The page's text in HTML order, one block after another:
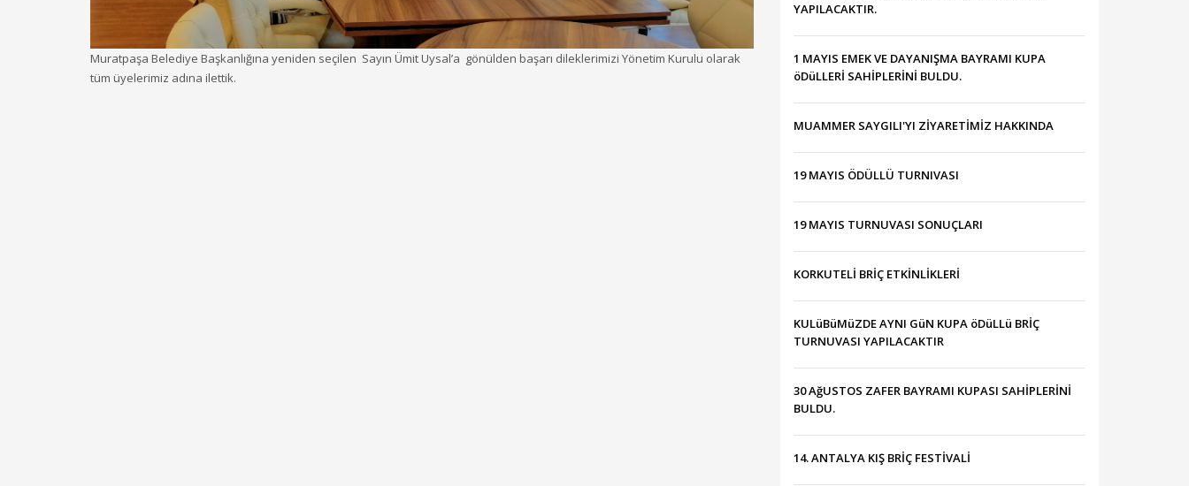
Muratpaşa Belediye Başkanlığına yeniden seçilen Sayın Ümit Uysal’a gönülden başarı dileklerimizi Yönetim Kurulu olarak
tüm üyelerimiz adına ilettik.
YAPILACAKTIR.
1 MAYIS EMEK VE DAYANIŞMA BAYRAMI KUPA
öDüLLERİ SAHİPLERİNİ BULDU.
MUAMMER SAYGILI'YI ZİYARETİMİZ HAKKINDA
19 MAYIS ÖDÜLLÜ TURNIVASI
19 MAYIS TURNUVASI SONUÇLARI
KORKUTELİ BRİÇ ETKİNLİKLERİ
KULüBüMüZDE AYNI GüN KUPA öDüLLü BRİÇ
TURNUVASI YAPILACAKTIR
30 AğUSTOS ZAFER BAYRAMI KUPASI SAHİPLERİNİ
BULDU.
14. ANTALYA KIŞ BRİÇ FESTİVALİ